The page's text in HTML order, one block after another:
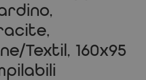
Textil, 160x95